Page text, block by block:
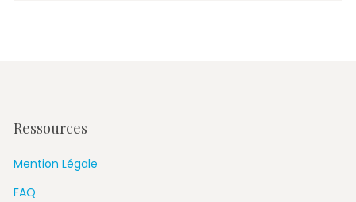
Ressources
Mention Légale
FAQ